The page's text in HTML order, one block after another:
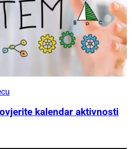
kalendar aktivnosti